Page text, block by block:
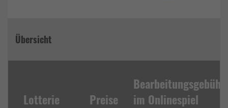
Übersicht
Lotterie Preise
Bearbeitungsgebühr
im Onlinespiel